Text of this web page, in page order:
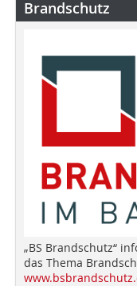
Brandschutz
„BS Brandschutz“
das Thema